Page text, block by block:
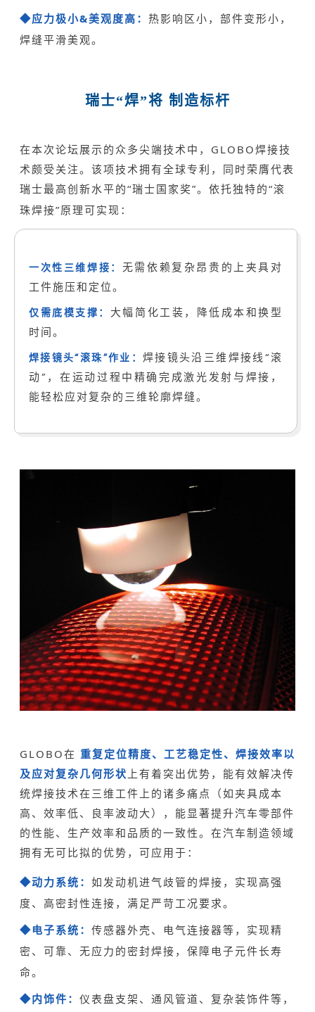
◆应力极小&美观度高： 热影响区小，部件变形小，
焊缝平滑美观。
瑞士“焊”将 制造标杆
在本次论坛展示的众多尖端技术中，GLOBO焊接技
术颇受关注。该项技术拥有全球专利，同时荣膺代表
瑞士最高创新水平的“瑞士国家奖”。依托独特的“滚
珠焊接”原理可实现：
一次性三维焊接： 无需依赖复杂昂贵的上夹具对
工件施压和定位。
仅需底模支撑： 大幅简化工装，降低成本和换型
时间。
焊接镜头“滚珠”作业： 焊接镜头沿三维焊接线“滚
动”，在运动过程中精确完成激光发射与焊接，
能轻松应对复杂的三维轮廓焊缝。
GLOBO在 重复定位精度、工艺稳定性、焊接效率以
及应对复杂几何形状 上有着突出优势，能有效解决传
统焊接技术在三维工件上的诸多痛点（如夹具成本
高、效率低、良率波动大），能显著提升汽车零部件
的性能、生产效率和品质的一致性。在汽车制造领域
拥有无可比拟的优势，可应用于：
◆动力系统： 如发动机进气歧管的焊接，实现高强
度、高密封性连接，满足严苛工况要求。
◆电子系统： 传感器外壳、电气连接器等，实现精
密、可靠、无应力的密封焊接，保障电子元件长寿
命。
◆内饰件： 仪表盘支架、通风管道、复杂装饰件等，